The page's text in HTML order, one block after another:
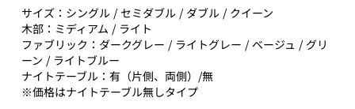
サイズ：シングル / セミダブル / ダブル / クイーン
木部：ミディアム / ライト
ファブリック：ダークグレー / ライトグレー / ベージュ / グリ
ーン / ライトブルー
ナイトテーブル：有（片側、両側）/無
※価格はナイトテーブル無しタイプ